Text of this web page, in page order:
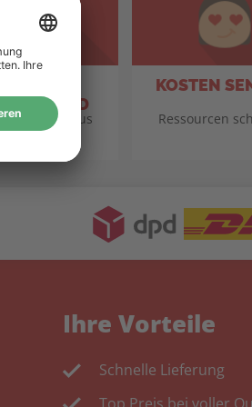
Qualität aus
KOSTEN
Ressourcen
Ihre Vorteile
Schnelle Lieferung